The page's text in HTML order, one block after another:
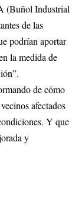
(Buñol Industrial
de las
podrían aportar
la medida de
de cómo
afectados
Y que
y